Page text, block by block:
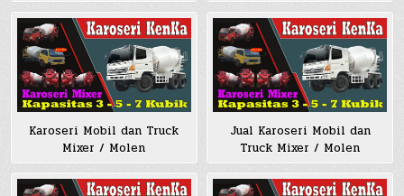
Karoseri Mobil dan Truck
Mixer / Molen
Jual Karoseri Mobil dan
Truck Mixer / Molen